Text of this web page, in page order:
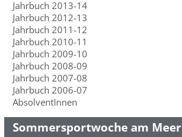
Jahrbuch 2013-14
Jahrbuch 2012-13
Jahrbuch 2011-12
Jahrbuch 2010-11
Jahrbuch 2009-10
Jahrbuch 2008-09
Jahrbuch 2007-08
Jahrbuch 2006-07
AbsolventInnen
Sommersportwoche am Meer